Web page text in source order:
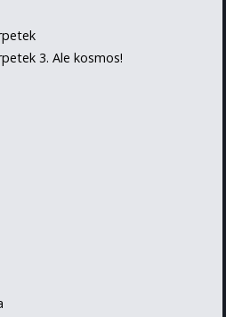
3. Ale kosmos!